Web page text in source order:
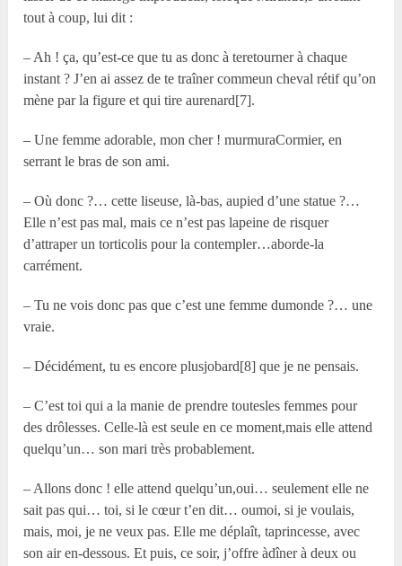
tout à coup, lui dit :
– Ah ! ça, qu’est-ce que tu as donc à teretourner à chaque
instant ? J’en ai assez de te traîner commeun cheval rétif qu’on
mène par la figure et qui tire aurenard[7].
– Une femme adorable, mon cher ! murmuraCormier, en
serrant le bras de son ami.
– Où donc ?… cette liseuse, là-bas, aupied d’une statue ?…
Elle n’est pas mal, mais ce n’est pas lapeine de risquer
d’attraper un torticolis pour la contempler…aborde-la
carrément.
– Tu ne vois donc pas que c’est une femme dumonde ?… une
vraie.
– Décidément, tu es encore plusjobard[8] que je ne pensais.
– C’est toi qui a la manie de prendre toutesles femmes pour
des drôlesses. Celle-là est seule en ce moment,mais elle attend
quelqu’un… son mari très probablement.
– Allons donc ! elle attend quelqu’un,oui… seulement elle ne
sait pas qui… toi, si le cœur t’en dit… oumoi, si je voulais,
mais, moi, je ne veux pas. Elle me déplaît, taprincesse, avec
son air en-dessous. Et puis, ce soir, j’offre àdîner à deux ou